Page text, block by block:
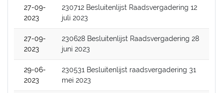
27-09-
2023
230712 Besluitenlijst Raadsvergadering 12
juli 2023
27-09-
2023
230628 Besluitenlijst Raadsvergadering 28
juni 2023
29-06-
2023
230531 Besluitenlijst raadsvergadering 31
mei 2023